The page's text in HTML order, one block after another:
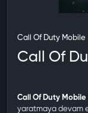
Call Of Duty Mobile
Call Of
Call Of Duty Mobile
yaratmaya devam